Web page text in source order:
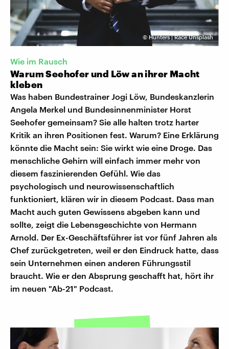
© Hunters | Race Unsplash
Wie im Rausch
Warum Seehofer und Löw an ihrer Macht
kleben
Was haben Bundestrainer Jogi Löw, Bundeskanzlerin
Angela Merkel und Bundesinnenminister Horst
Seehofer gemeinsam? Sie alle halten trotz harter
Kritik an ihren Positionen fest. Warum? Eine Erklärung
könnte die Macht sein: Sie wirkt wie eine Droge. Das
menschliche Gehirn will einfach immer mehr von
diesem faszinierenden Gefühl. Wie das
psychologisch und neurowissenschaftlich
funktioniert, klären wir in diesem Podcast. Dass man
Macht auch guten Gewissens abgeben kann und
sollte, zeigt die Lebensgeschichte von Hermann
Arnold. Der Ex-Geschäftsführer ist vor fünf Jahren als
Chef zurückgetreten, weil er den Eindruck hatte, dass
sein Unternehmen einen anderen Führungsstil
braucht. Wie er den Absprung geschafft hat, hört ihr
im neuen "Ab-21" Podcast.